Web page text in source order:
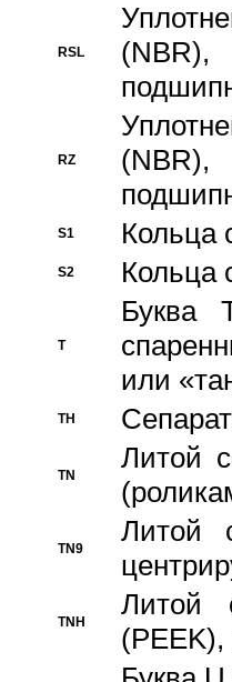
RSL
RZ
S1 Кольца
S2 Кольца
T
Буква
или
TH
TN
Литой
TN9
Литой
TNH
Литой